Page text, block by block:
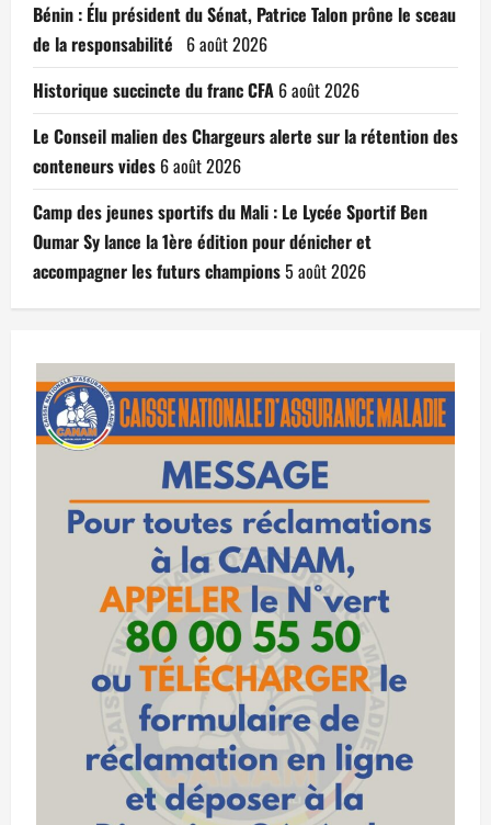
Bénin : Élu président du Sénat, Patrice Talon prône le sceau
de la responsabilité 6 août 2026
Historique succincte du franc CFA 6 août 2026
Le Conseil malien des Chargeurs alerte sur la rétention des
conteneurs vides 6 août 2026
Camp des jeunes sportifs du Mali : Le Lycée Sportif Ben
Oumar Sy lance la 1ère édition pour dénicher et
accompagner les futurs champions5 août 2026